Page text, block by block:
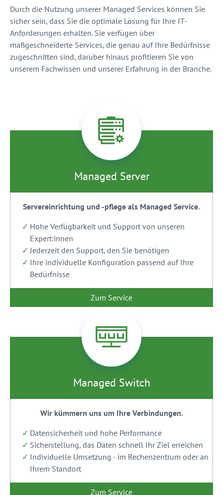
Durch die Nutzung unserer Managed Services können Sie
sicher sein, dass Sie die optimale Lösung für Ihre IT-
Anforderungen erhalten. Sie verfügen über
maßgeschneiderte Services, die genau auf Ihre Bedürfnisse
zugeschnitten sind, darüber hinaus profitieren Sie von
unserem Fachwissen und unserer Erfahrung in der Branche.
Managed Server
Servereinrichtung und -pflege als Managed Service.
Hohe Verfügbarkeit und Support von unseren
Expert:innen
Jederzeit den Support, den Sie benötigen
Ihre individuelle Konfiguration passend auf Ihre
Bedürfnisse
Zum Service
Managed Switch
Wir kümmern uns um Ihre Verbindungen.
Datensicherheit und hohe Performance
Sicherstellung, das Daten schnell Ihr Ziel erreichen
Individuelle Umsetzung - im Rechenzentrum oder an
Ihrem Standort
Zum Service